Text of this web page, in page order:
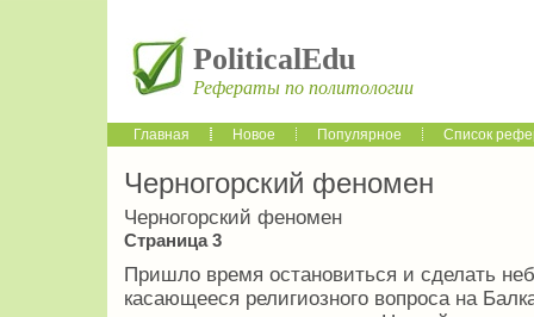
PoliticalEdu
Рефераты по политологии
Главная Новое Популярное Список
Черногорский феномен
Черногорский феномен
Страница 3
Пришло время остановиться и сделать
касающееся религиозного вопроса на